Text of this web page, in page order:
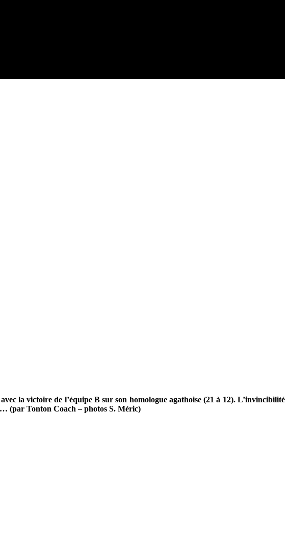
la victoire de l’équipe B sur son homologue agathoise (21 à 12). L’invincibilité
(par Tonton Coach – photos S. Méric)